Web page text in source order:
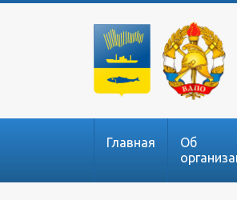
Главная
Об